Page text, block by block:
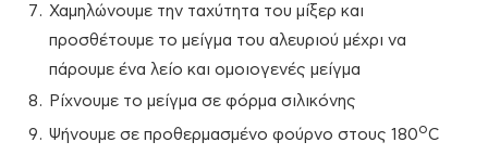
Χαμηλώνουμε την ταχύτητα του μίξερ και
προσθέτουμε το μείγμα του αλευριού μέχρι να
πάρουμε ένα λείο και ομοιογενές μείγμα
Ρίχνουμε το μείγμα σε φόρμα σιλικόνης
Ψήνουμε σε προθερμασμένο φούρνο στους 180οC